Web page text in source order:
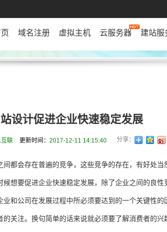
域名注册 虚拟主机 云服务器 建站服
设计促进企业快速稳定发展
互联 更新时间： 2017-12-11 14:15:40 分享：
都会存在普遍的竞争，这些竞争的存在，有好处
想要促进企业快速稳定发展，除了企业之间的良
和公司在发展过程中所必须要达到的一个关键性
关注。换句简单的话来说就必须要了解消费者的